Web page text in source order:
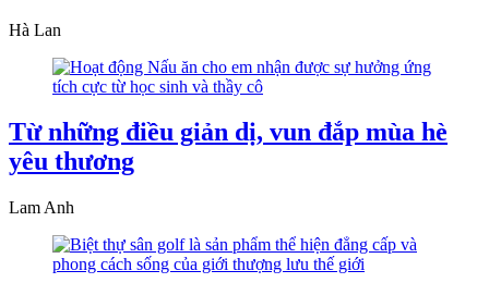
Hà Lan
Từ những điều giản dị, vun đắp mùa hè
yêu thương
Lam Anh